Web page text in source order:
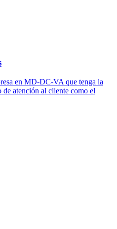
en MD-DC-VA que tenga la
atención al cliente como el